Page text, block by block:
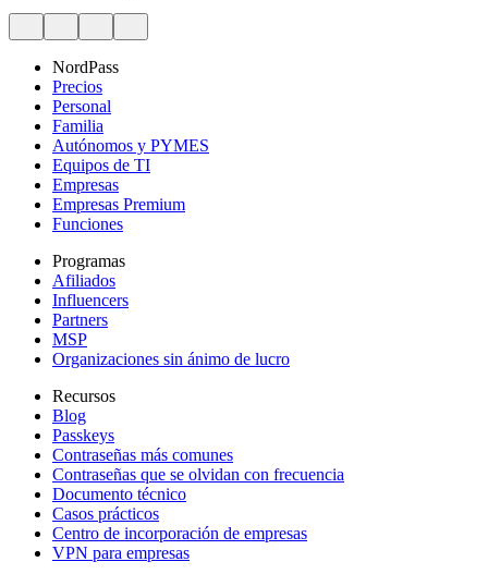
NordPass
Precios
Personal
Familia
Autónomos y PYMES
Equipos de TI
Empresas
Empresas Premium
Funciones
Programas
Afiliados
Influencers
Partners
MSP
Organizaciones sin ánimo de lucro
Recursos
Blog
Passkeys
Contraseñas más comunes
Contraseñas que se olvidan con frecuencia
Documento técnico
Casos prácticos
Centro de incorporación de empresas
VPN para empresas